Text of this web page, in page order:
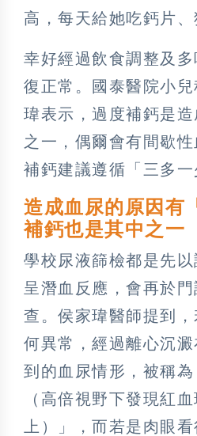
高，每天給她吃鈣片、
幸好經過飲食調整及
復正常。國泰醫院小
瑋表示，過度補鈣是
之一，偶爾會有間歇
補鈣建議遵循「三多一
造成血尿的原因
補鈣也是其中之一
學校尿液篩檢都是先
呈潛血反應，會再於
查。侯家瑋醫師提到
何異常，經過離心沉
到的血尿情形，被稱
（高倍視野下發現紅
上）」，而若是肉眼